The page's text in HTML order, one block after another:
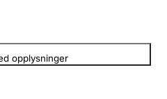
opplysninger